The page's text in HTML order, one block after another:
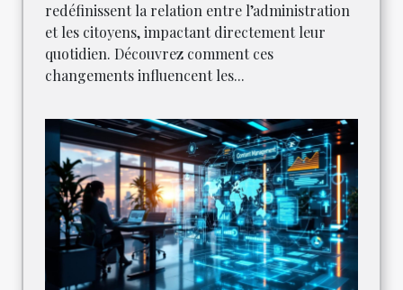
redéfinissent la relation entre l’administration
et les citoyens, impactant directement leur
quotidien. Découvrez comment ces
changements influencent les...